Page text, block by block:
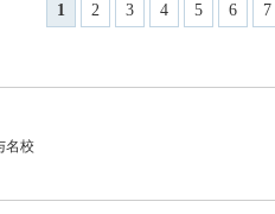
1 2 3 4 5 6 7
名校